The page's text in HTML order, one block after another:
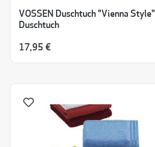
VOSSEN Duschtuch "Vienna Style"
Duschtuch
17,95 €